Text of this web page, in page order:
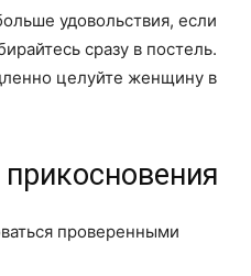
удовольствия, если
сразу в постель.
целуйте женщину в
проверенными